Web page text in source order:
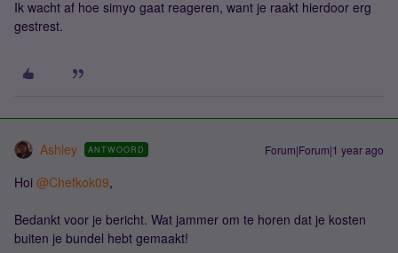
Ik wacht af hoe simyo gaat reageren, want je raakt hierdoor erg
gestrest.
Ashley ANTWOORD Forum|Forum|1 year ago
Hoi @Chefkok09,
Bedankt voor je bericht. Wat jammer om te horen dat je kosten
buiten je bundel hebt gemaakt!